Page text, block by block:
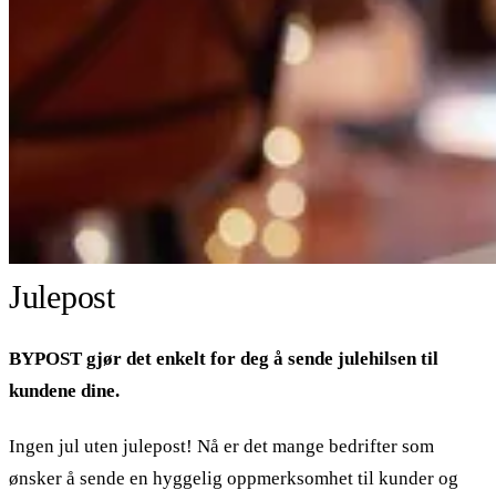
Julepost
BYPOST gjør det enkelt for deg å sende julehilsen til
kundene dine.
Ingen jul uten julepost! Nå er det mange bedrifter som
ønsker å sende en hyggelig oppmerksomhet til kunder og